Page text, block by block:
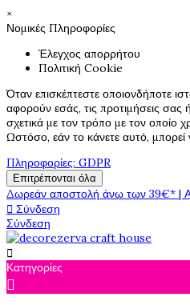
×
Νομικές Πληροφορίες
Έλεγχος απορρήτου
Πολιτική Cookie
Όταν επισκέπτεστε οποιονδήποτε
αφορούν εσάς, τις προτιμήσεις σας
σχετικά με τον τρόπο με τον οποίο
Ωστόσο, εάν το κάνετε αυτό, μπορεί
Πληροφορίες: GDPR
Επιτρέπονται όλα
Δωρεάν αποστολή άνω των 39€* |
 Σύνδεση
Σύνδεση

Κατηγορίες
